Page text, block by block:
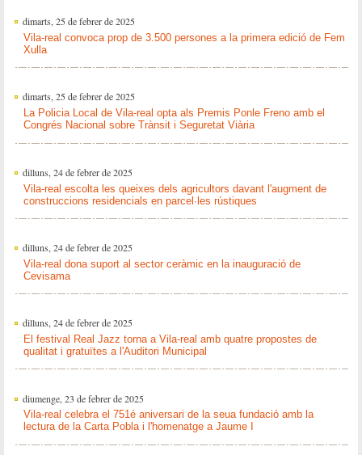
dimarts, 25 de febrer de 2025
Vila-real convoca prop de 3.500 persones a la primera edició de Fem
Xulla
dimarts, 25 de febrer de 2025
La Policia Local de Vila-real opta als Premis Ponle Freno amb el
Congrés Nacional sobre Trànsit i Seguretat Viària
dilluns, 24 de febrer de 2025
Vila-real escolta les queixes dels agricultors davant l'augment de
construccions residencials en parcel·les rústiques
dilluns, 24 de febrer de 2025
Vila-real dona suport al sector ceràmic en la inauguració de
Cevisama
dilluns, 24 de febrer de 2025
El festival Real Jazz torna a Vila-real amb quatre propostes de
qualitat i gratuïtes a l'Auditori Municipal
diumenge, 23 de febrer de 2025
Vila-real celebra el 751é aniversari de la seua fundació amb la
lectura de la Carta Pobla i l'homenatge a Jaume I